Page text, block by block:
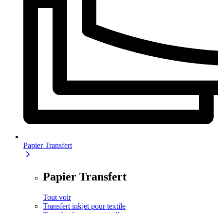
Papier Transfert
Papier Transfert
Tout voir
Transfert inkjet pour textile